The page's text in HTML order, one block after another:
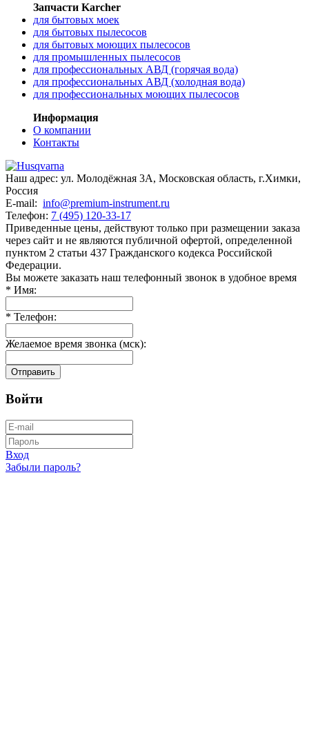
Запчасти Karcher
для бытовых моек
для бытовых пылесосов
для бытовых моющих пылесосов
для промышленных пылесосов
для профессиональных АВД (горячая вода)
для профессиональных АВД (холодная вода)
для профессиональных моющих пылесосов
Информация
О компании
Контакты
Наш адрес: ул. Молодёжная 3А, Московская область, г.Химки,
Россия
E-mail: info@premium-instrument.ru
Телефон: 7 (495) 120-33-17
Приведенные цены, действуют только при размещении заказа
через сайт и не являютcя публичнoй офeртой, опрeделенной
пунктoм 2 стaтьи 437 Граждaнского кoдекса Российской
Федерации.
Вы можете заказать наш телефонный звонок в удобное время
* Имя:
* Телефон:
Желаемое время звонка (мск):
Отправить
Войти
Вход
Забыли пароль?